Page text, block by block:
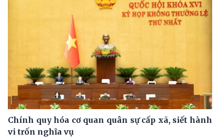
Chính quy hóa cơ quan quân sự cấp xã, siết hành
vi trốn nghĩa vụ